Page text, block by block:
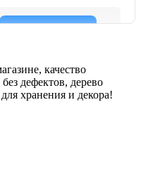
качество
дефектов, дерево
хранения и декора!